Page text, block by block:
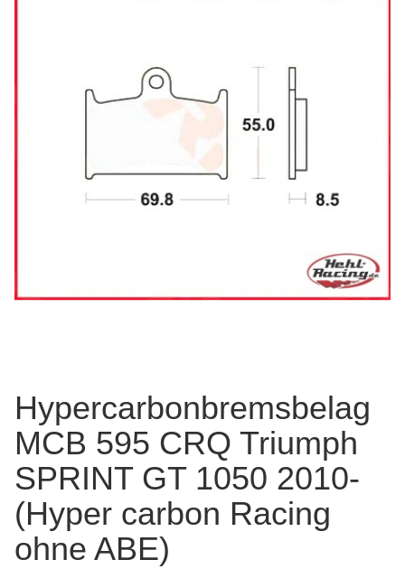
Hypercarbonbremsbelag
MCB 595 CRQ Triumph
SPRINT GT 1050 2010-
(Hyper carbon Racing
ohne ABE)